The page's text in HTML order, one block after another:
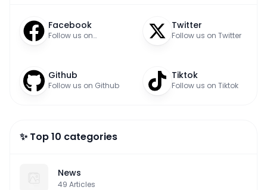
Facebook
Follow us on
Twitter
Follow us on Twitter
Github
Follow us on Github
Tiktok
Follow us on Tiktok
✨ Top 10 categories
News
49 Articles